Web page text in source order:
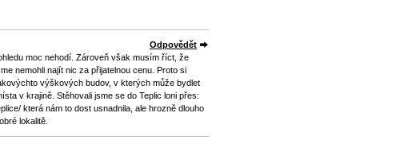
Odpovědět
moc nehodí. Zároveň však musím říct, že
nemohli najít nic za přijatelnou cenu. Proto si
výškových budov, v kterých může bydlet
v krajině. Stěhovali jsme se do Teplic loni přes:
která nám to dost usnadnila, ale hrozně dlouho
lokalitě.